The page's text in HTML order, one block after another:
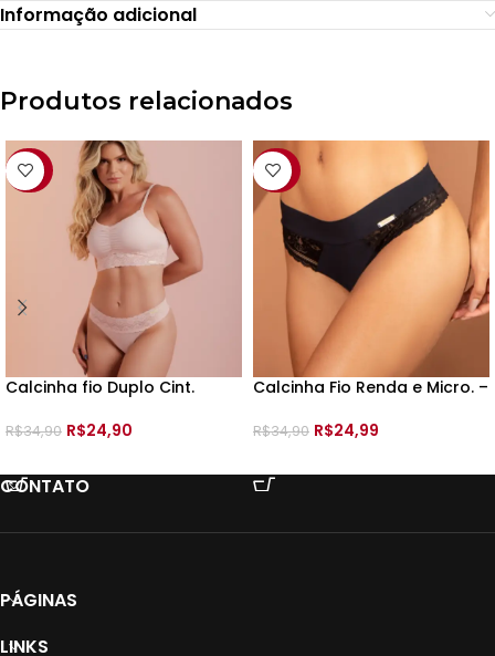
Informação adicional
Produtos relacionados
-29%
Calcinha fio Duplo Cint.
R$34,90 R$24,90
-28%
Calcinha Fio Renda e Micro. –
R$34,90 R$24,99
CONTATO
PÁGINAS
LINKS